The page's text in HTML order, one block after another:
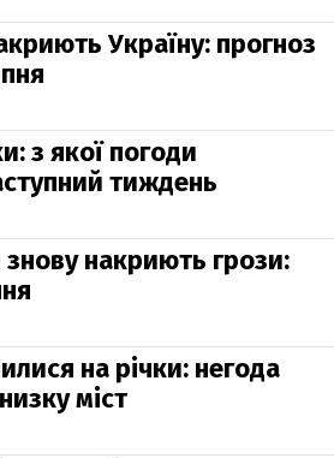
Україну: прогноз
з якої погоди
тиждень
знову накриють грози:
на річки: негода
міст